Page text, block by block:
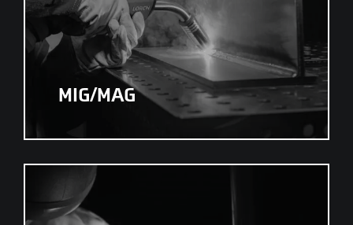
MIG/MAG